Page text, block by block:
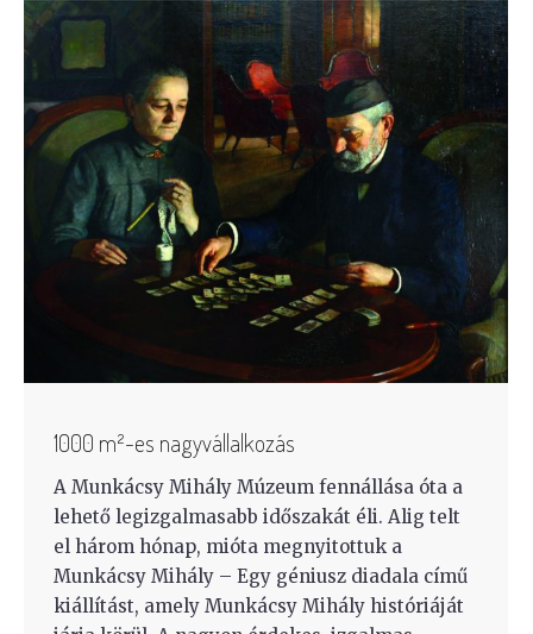
1000 m²-es nagyvállalkozás
A Munkácsy Mihály Múzeum fennállása óta a
lehető legizgalmasabb időszakát éli. Alig telt
el három hónap, mióta megnyitottuk a
Munkácsy Mihály – Egy géniusz diadala című
kiállítást, amely Munkácsy Mihály históriáját